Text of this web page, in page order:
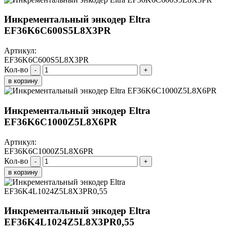
Инкрементальный энкодер Eltra
EF36K6C600S5L8X3PR
Артикул:
EF36K6C600S5L8X3PR
Кол-во
-
+
в корзину
Инкрементальный энкодер Eltra
EF36K6C1000Z5L8X6PR
Артикул:
EF36K6C1000Z5L8X6PR
Кол-во
-
+
в корзину
Инкрементальный энкодер Eltra
EF36K4L1024Z5L8X3PR0,55